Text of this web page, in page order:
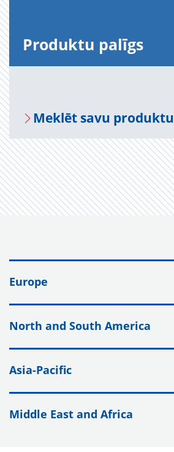
Pro­duktu pa­līgs
Mek­lēt savu pro­duktu
Europe
North and South America
Asia-Pacific
Middle East and Africa